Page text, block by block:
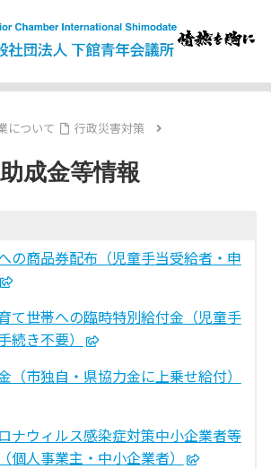
について 行政災害対策
助成金等情報
の商品券配布（児童手当受給者・申
て世帯への臨時特別給付金（児童手
続き不要）
（市独自・県協力金に上乗せ給付）
ナウィルス感染症対策中小企業者等
個人事業主・中小企業者）